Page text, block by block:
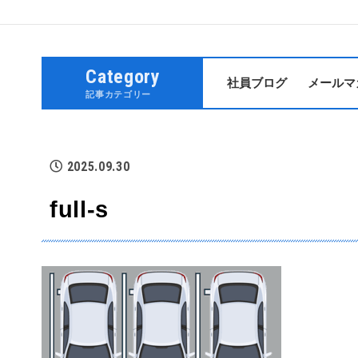
Category
記事カテゴリー
社員ブログ メール
2025.09.30
full-s